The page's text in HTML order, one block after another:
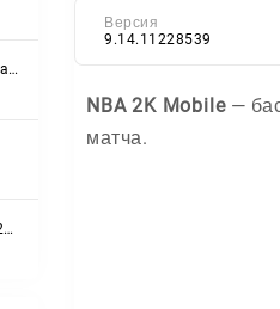
Читы на Car Parking Multiplayer 2 (Все открыто, Мод-Меню)
Football Club Management 2023
Версия
9.14.11228539
NBA 2K Mobile—
матча.